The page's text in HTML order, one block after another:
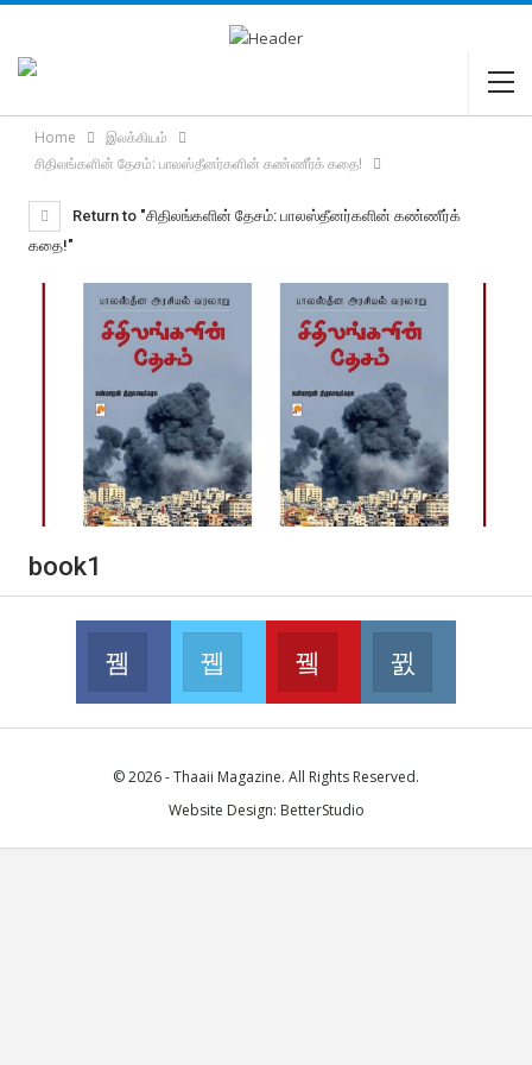
Home
இலக்கியம்
சிதிலங்களின் தேசம்: பாலஸ்தீனர்களின் கண்ணீர்க் கதை!
Return to "சிதிலங்களின் தேசம்: பாலஸ்தீனர்களின் கண்ணீர்க்
கதை!"
book1
Facebook
Join us on Facebook
Twitter
Join us on Twitter
Youtube
Join us on Youtube
© 2026 - Thaaii Magazine. All Rights Reserved.
Website Design: BetterStudio